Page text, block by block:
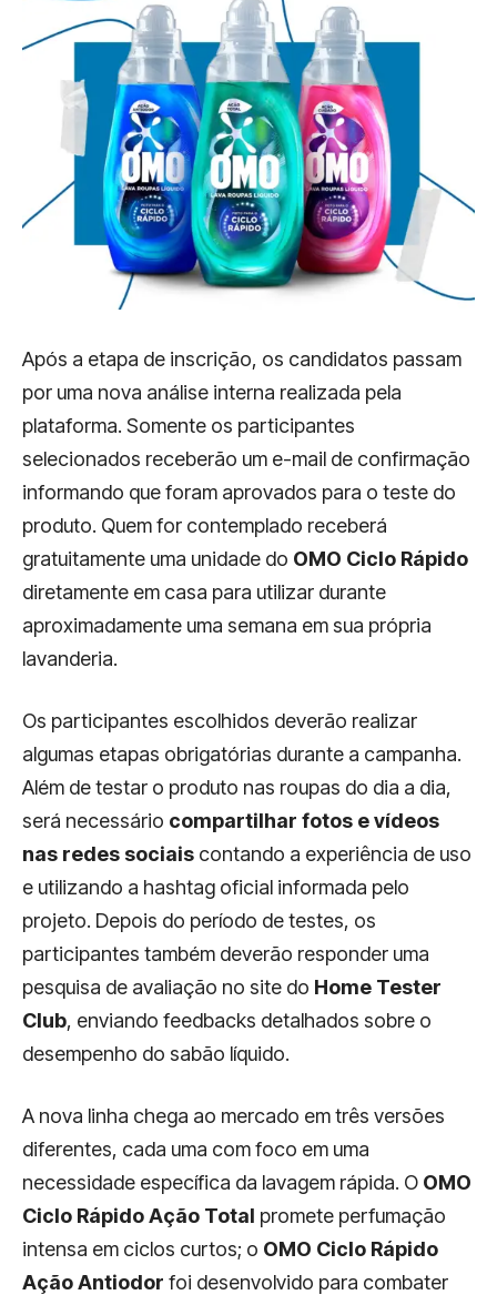
Após a etapa de inscrição, os candidatos passam
por uma nova análise interna realizada pela
plataforma. Somente os participantes
selecionados receberão um e-mail de confirmação
informando que foram aprovados para o teste do
produto. Quem for contemplado receberá
gratuitamente uma unidade do OMO Ciclo Rápido
diretamente em casa para utilizar durante
aproximadamente uma semana em sua própria
lavanderia.
Os participantes escolhidos deverão realizar
algumas etapas obrigatórias durante a campanha.
Além de testar o produto nas roupas do dia a dia,
será necessário compartilhar fotos e vídeos
nas redes sociais contando a experiência de uso
e utilizando a hashtag oficial informada pelo
projeto. Depois do período de testes, os
participantes também deverão responder uma
pesquisa de avaliação no site do Home Tester
Club, enviando feedbacks detalhados sobre o
desempenho do sabão líquido.
A nova linha chega ao mercado em três versões
diferentes, cada uma com foco em uma
necessidade específica da lavagem rápida. O OMO
Ciclo Rápido Ação Total promete perfumação
intensa em ciclos curtos; o OMO Ciclo Rápido
Ação Antiodor foi desenvolvido para combater